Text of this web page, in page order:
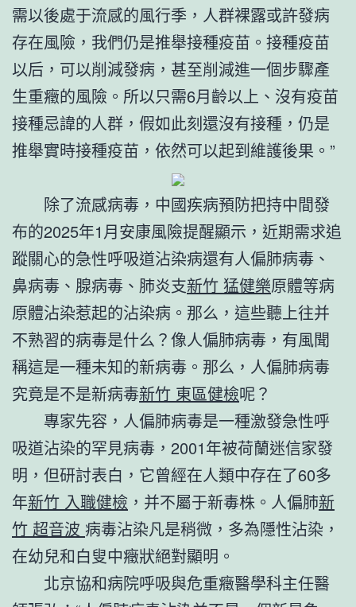
需以後處于流感的風行季，人群裸露或許發病
存在風險，我們仍是推舉接種疫苗。接種疫苗
以后，可以削減發病，甚至削減進一個步驟產
生重癥的風險。所以只需6月齡以上、沒有疫苗
接種忌諱的人群，假如此刻還沒有接種，仍是
推舉實時接種疫苗，依然可以起到維護後果。”
除了流感病毒，中國疾病預防把持中間發
布的2025年1月安康風險提醒顯示，近期需求追
蹤關心的急性呼吸道沾染病還有人偏肺病毒、
鼻病毒、腺病毒、肺炎支新竹 猛健樂原體等病
原體沾染惹起的沾染病。那么，這些聽上往并
不熟習的病毒是什么？像人偏肺病毒，有風聞
稱這是一種未知的新病毒。那么，人偏肺病毒
究竟是不是新病毒新竹 東區健檢呢？
專家先容，人偏肺病毒是一種激發急性呼
吸道沾染的罕見病毒，2001年被荷蘭迷信家發
明，但研討表白，它曾經在人類中存在了60多
年新竹 入職健檢 ，并不屬于新毒株。人偏肺新
竹 超音波 病毒沾染凡是稍微，多為隱性沾染，
在幼兒和白叟中癥狀絕對顯明。
北京協和病院呼吸與危重癥醫學科主任醫